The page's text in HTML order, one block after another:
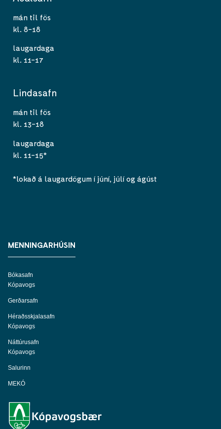
mán til fös
kl. 8-18
laugardaga
kl. 11-17
Lindasafn
mán til fös
kl. 13-18
laugardaga
kl. 11-15*
*lokað á laugardögum í júní, júlí og ágúst
MENNINGARHÚSIN
Bókasafn
Kópavogs
Gerðarsafn
Héraðsskjalasafn
Kópavogs
Náttúrusafn
Kópavogs
Salurinn
MEKÓ